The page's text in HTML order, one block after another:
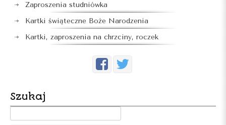
Zaproszenia studniówka
Kartki świąteczne Boże Narodzenia
Kartki, zaproszenia na chrzciny, roczek
Szukaj